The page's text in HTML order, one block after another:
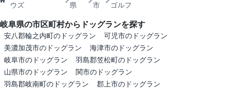
ウズ
県
市
ゴルフ
岐阜県の市区町村からドッグランを探す
安八郡輪之内町のドッグラン
可児市のドッグラン
美濃加茂市のドッグラン
海津市のドッグラン
岐阜市のドッグラン
羽島郡笠松町のドッグラン
山県市のドッグラン
関市のドッグラン
羽島郡岐南町のドッグラン
郡上市のドッグラン